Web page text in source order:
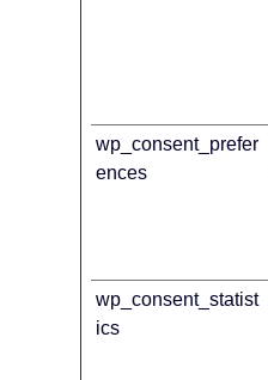
wp_consent_prefer
ences
wp_consent_statist
ics